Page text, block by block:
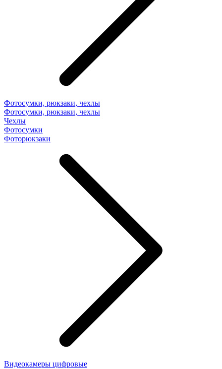
Фотосумки, рюкзаки, чехлы
Фотосумки, рюкзаки, чехлы
Чехлы
Фотосумки
Фоторюкзаки
Видеокамеры цифровые